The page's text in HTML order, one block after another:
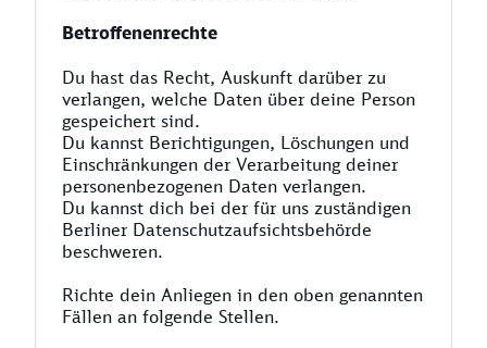
Betroffenenrechte
Du hast das Recht, Auskunft darüber zu
verlangen, welche Daten über deine Person
gespeichert sind.
Du kannst Berichtigungen, Löschungen und
Einschränkungen der Verarbeitung deiner
personenbezogenen Daten verlangen.
Du kannst dich bei der für uns zuständigen
Berliner Datenschutzaufsichtsbehörde
beschweren.
Richte dein Anliegen in den oben genannten
Fällen an folgende Stellen.